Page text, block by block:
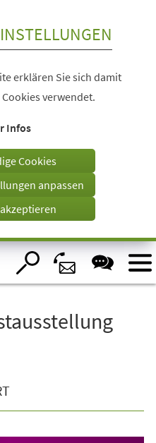
erklären Sie sich damit
verwendet.
Infos
Cookies
anpassen